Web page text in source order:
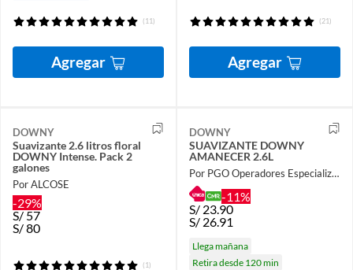
(11)
Agregar
(21)
Agregar
DOWNY
Suavizante 2.6 litros floral
DOWNY Intense. Pack 2
galones
Por ALCOSE
-29%
S/ 57
S/80
(1)
DOWNY
SUAVIZANTE DOWNY
AMANECER 2.6L
Por PGO Operadores Especializados
-11%
S/ 23.90
S/ 26.91
Llega mañana
Retira desde 120 min